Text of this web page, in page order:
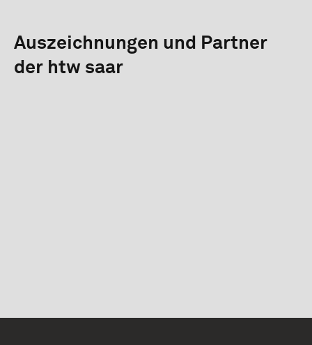
Auszeichnungen und Partner
der htw saar